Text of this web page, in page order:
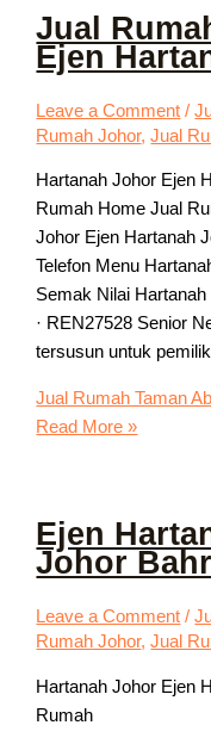
Jual
Ejen
Leave a Comment /
Rumah Johor,Jual
Hartanah Johor Ejen
Rumah Home Jual
Johor Ejen Hartanah
Telefon Menu
Semak Nilai
· REN27528 Senior
tersusun untuk
Jual Rumah Taman
Read More »
Ejen
Johor
Leave a Comment /
Rumah Johor,Jual
Hartanah Johor Ejen
Rumah